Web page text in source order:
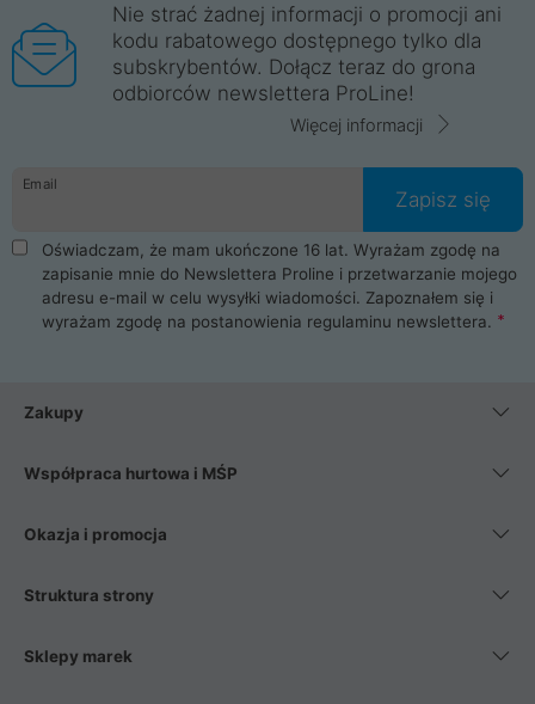
Nie strać żadnej informacji o promocji ani
kodu rabatowego dostępnego tylko dla
subskrybentów. Dołącz teraz do grona
odbiorców newslettera ProLine!
Więcej informacji
Email
Zapisz się
Oświadczam, że mam ukończone 16 lat. Wyrażam zgodę na
zapisanie mnie do Newslettera Proline i przetwarzanie mojego
adresu e-mail w celu wysyłki wiadomości. Zapoznałem się i
wyrażam zgodę na postanowienia regulaminu newslettera.
Zakupy
Współpraca hurtowa i MŚP
Okazja i promocja
Struktura strony
Sklepy marek